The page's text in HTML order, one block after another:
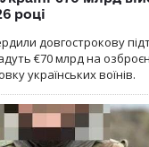
році
довгострокову
€70 млрд на
українських воїнів.